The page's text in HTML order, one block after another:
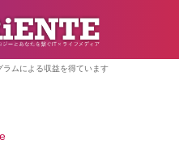
ムによる収益を得ています